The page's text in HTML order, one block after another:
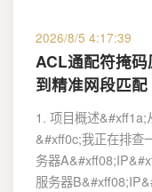
2026/8/5 4:17:39
ACL通配符掩
到精准网段匹配
1. 项目概述&#xff1a;
&#xff0c;我正在排查
务器
服务器